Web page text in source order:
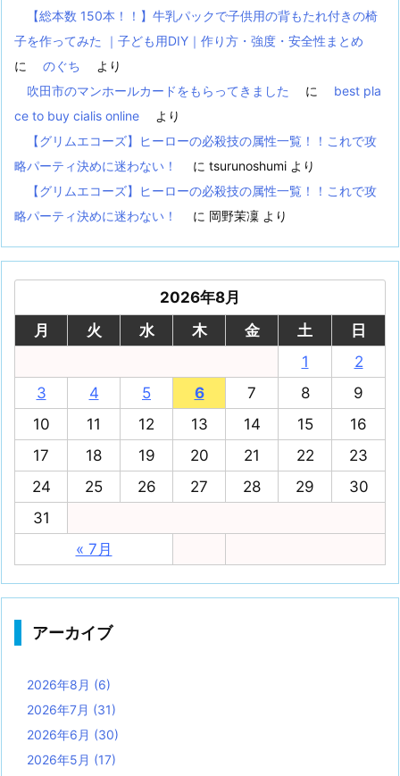
【総本数 150本！！】牛乳パックで子供用の背もたれ付きの椅
子を作ってみた ｜子ども用DIY｜作り方・強度・安全性まとめ
に
のぐち
より
吹田市のマンホールカードをもらってきました
に
best pla
ce to buy cialis online
より
【グリムエコーズ】ヒーローの必殺技の属性一覧！！これで攻
略パーティ決めに迷わない！
に tsurunoshumi より
【グリムエコーズ】ヒーローの必殺技の属性一覧！！これで攻
略パーティ決めに迷わない！
に 岡野茉凜 より
2026年8月
月
火 水 木 金 土 日
« 7月
1
2
3
4 5 6 7 8
9
10
11 12 13 14 15
16
17
18 19 20 21 22
23
24
25 26 27 28 29
30
31
アーカイブ
2026年8月 (6)
2026年7月 (31)
2026年6月 (30)
2026年5月 (17)